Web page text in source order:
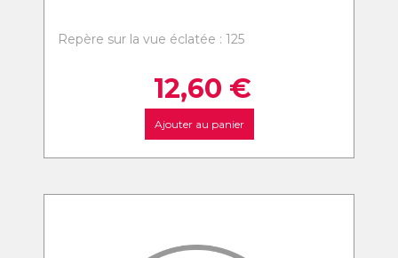
Repère sur la vue éclatée : 125
12,60 €
Ajouter au panier